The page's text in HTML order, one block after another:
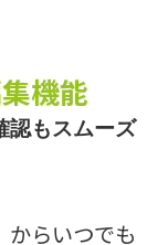
機能
認もスムーズ
からいつでも